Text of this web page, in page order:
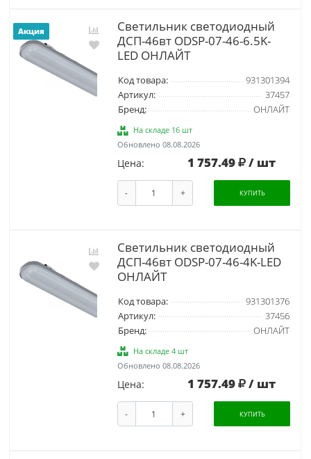
Акция
Светильник светодиодный
ДСП-46вт ODSP-07-46-6.5K-
LED ОНЛАЙТ
Код товара:
931301394
Артикул:
37457
Бренд:
ОНЛАЙТ
На складе 16 шт
Обновлено 08.08.2026
Цена: 1 757.49 / шт
- + КУПИТЬ
Светильник светодиодный
ДСП-46вт ODSP-07-46-4K-LED
ОНЛАЙТ
Код товара:
931301376
Артикул:
37456
Бренд:
ОНЛАЙТ
На складе 4 шт
Обновлено 08.08.2026
Цена: 1 757.49 / шт
- + КУПИТЬ